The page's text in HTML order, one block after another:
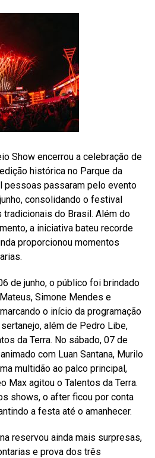
Show encerrou a celebração de
histórica no Parque da
pessoas passaram pelo evento
consolidando o festival
do Brasil. Além do
a iniciativa bateu recorde
proporcionou momentos
de junho, o público foi brindado
Simone Mendes e
o início da programação
além de Pedro Libe,
da Terra. No sábado, 07 de
com Luan Santana, Murilo
multidão ao palco principal,
Max agitou o Talentos da Terra.
shows, o after ficou por conta
a festa até o amanhecer.
reservou ainda mais surpresas,
e prova dos três